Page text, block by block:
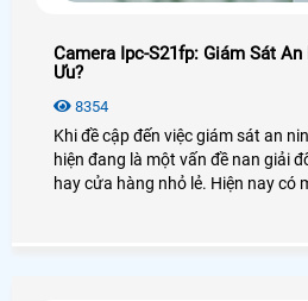
Camera Ipc-S21fp: Giám Sát
Ưu?
8354
Khi đề cập đến việc giám sát an
hiện đang là một vấn đề nan giải
hay cửa hàng nhỏ lẻ. Hiện nay có một giải pháp được cho